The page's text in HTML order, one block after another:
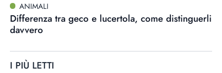
ANIMALI
Differenza tra geco e lucertola, come distinguerli
davvero
I PIÙ LETTI